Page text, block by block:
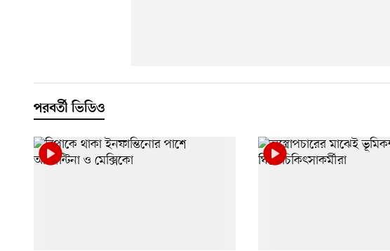
পরবর্তী ভিডিও